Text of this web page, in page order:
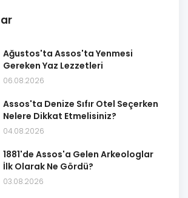
Ağustos'ta Assos'ta Yenmesi
Gereken Yaz Lezzetleri
06.08.2026
Assos'ta Denize Sıfır Otel Seçerken
Nelere Dikkat Etmelisiniz?
04.08.2026
1881'de Assos'a Gelen Arkeologlar
İlk Olarak Ne Gördü?
03.08.2026